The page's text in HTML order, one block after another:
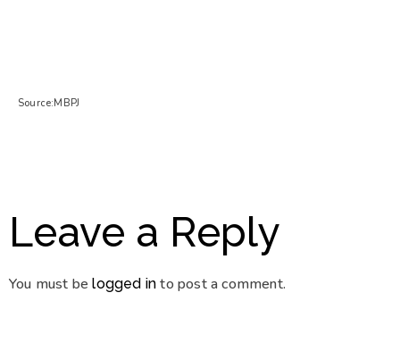
Source:MBPJ
Leave a Reply
You must belogged in to post a comment.